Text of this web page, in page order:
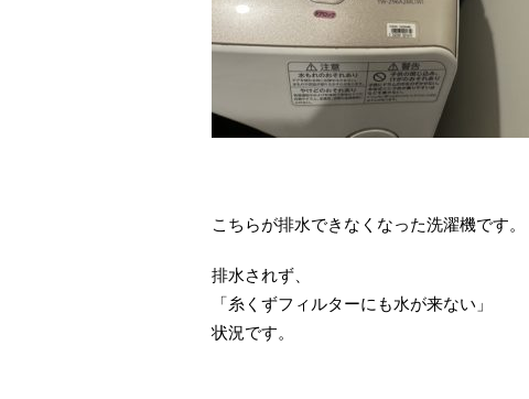
こちらが排水できなくなった洗濯機です。
排水されず、
「糸くずフィルターにも水が来ない」
状況です。